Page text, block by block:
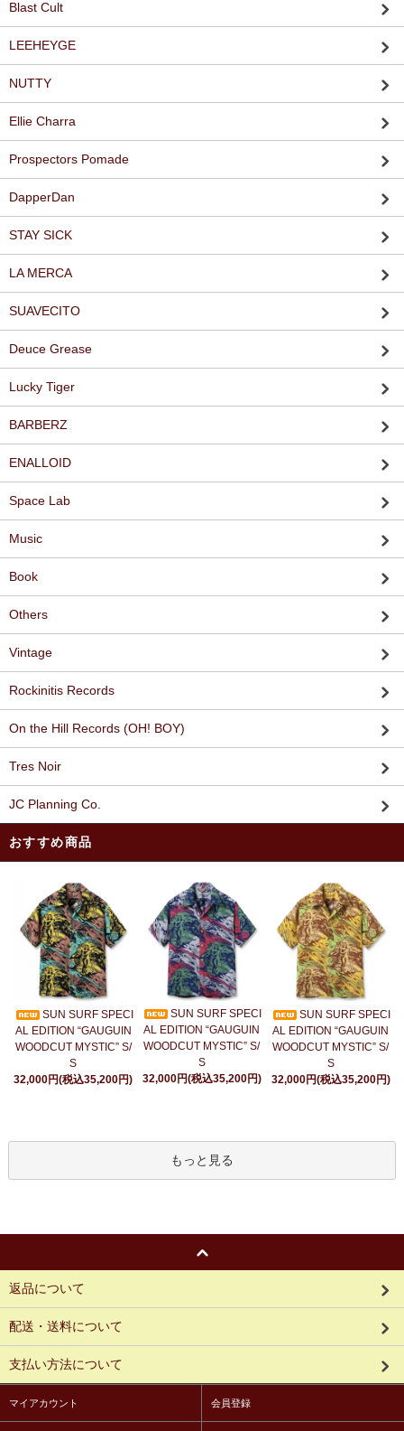
Blast Cult
LEEHEYGE
NUTTY
Ellie Charra
Prospectors Pomade
DapperDan
STAY SICK
LA MERCA
SUAVECITO
Deuce Grease
Lucky Tiger
BARBERZ
ENALLOID
Space Lab
Music
Book
Others
Vintage
Rockinitis Records
On the Hill Records (OH! BOY)
Tres Noir
JC Planning Co.
おすすめ商品
SUN SURF SPECI
AL EDITION “GAUGUIN
WOODCUT MYSTIC” S/
S
32,000円(税込35,200円)
SUN SURF SPECI
AL EDITION “GAUGUIN
WOODCUT MYSTIC” S/
S
32,000円(税込35,200円)
SUN SURF SPECI
AL EDITION “GAUGUIN
WOODCUT MYSTIC” S/
S
32,000円(税込35,200円)
もっと見る
返品について
配送・送料について
支払い方法について
マイアカウント 会員登録